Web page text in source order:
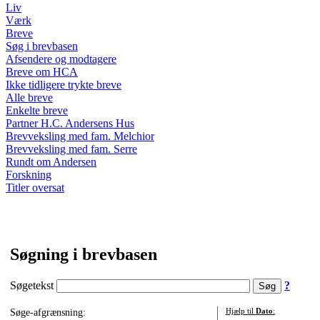
Liv
Værk
Breve
Søg i brevbasen
Afsendere og modtagere
Breve om HCA
Ikke tidligere trykte breve
Alle breve
Enkelte breve
Partner H.C. Andersens Hus
Brevveksling med fam. Melchior
Brevveksling med fam. Serre
Rundt om Andersen
Forskning
Titler oversat
Søgning i brevbasen
Søgetekst ?
Søge-afgrænsning:
Hjælp til Dato: